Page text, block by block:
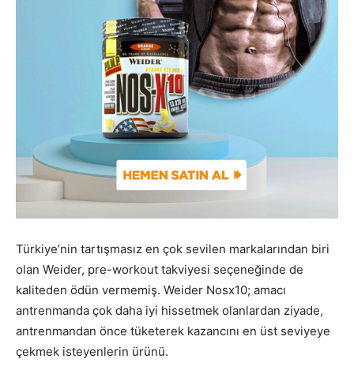
Türkiye’nin tartışmasız en çok sevilen markalarından biri
olan Weider, pre-workout takviyesi seçeneğinde de
kaliteden ödün vermemiş. Weider Nosx10; amacı
antrenmanda çok daha iyi hissetmek olanlardan ziyade,
antrenmandan önce tüketerek kazancını en üst seviyeye
çekmek isteyenlerin ürünü.